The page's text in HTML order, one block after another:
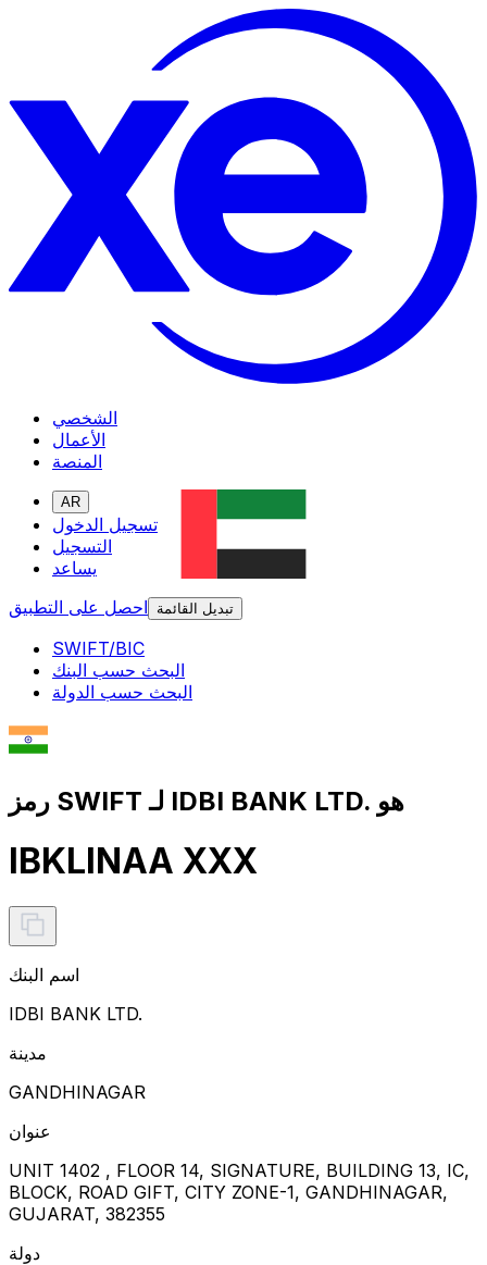
الشخصي
الأعمال
المنصة
AR
تسجيل الدخول
التسجيل
يساعد
احصل على التطبيق
تبديل القائمة
SWIFT/BIC
البحث حسب البنك
البحث حسب الدولة
رمز SWIFT لـ IDBI BANK LTD. هو
IBKLINAA XXX
اسم البنك
IDBI BANK LTD.
مدينة
GANDHINAGAR
عنوان
UNIT 1402 , FLOOR 14, SIGNATURE, BUILDING 13, IC,
BLOCK, ROAD GIFT, CITY ZONE-1, GANDHINAGAR,
GUJARAT, 382355
دولة